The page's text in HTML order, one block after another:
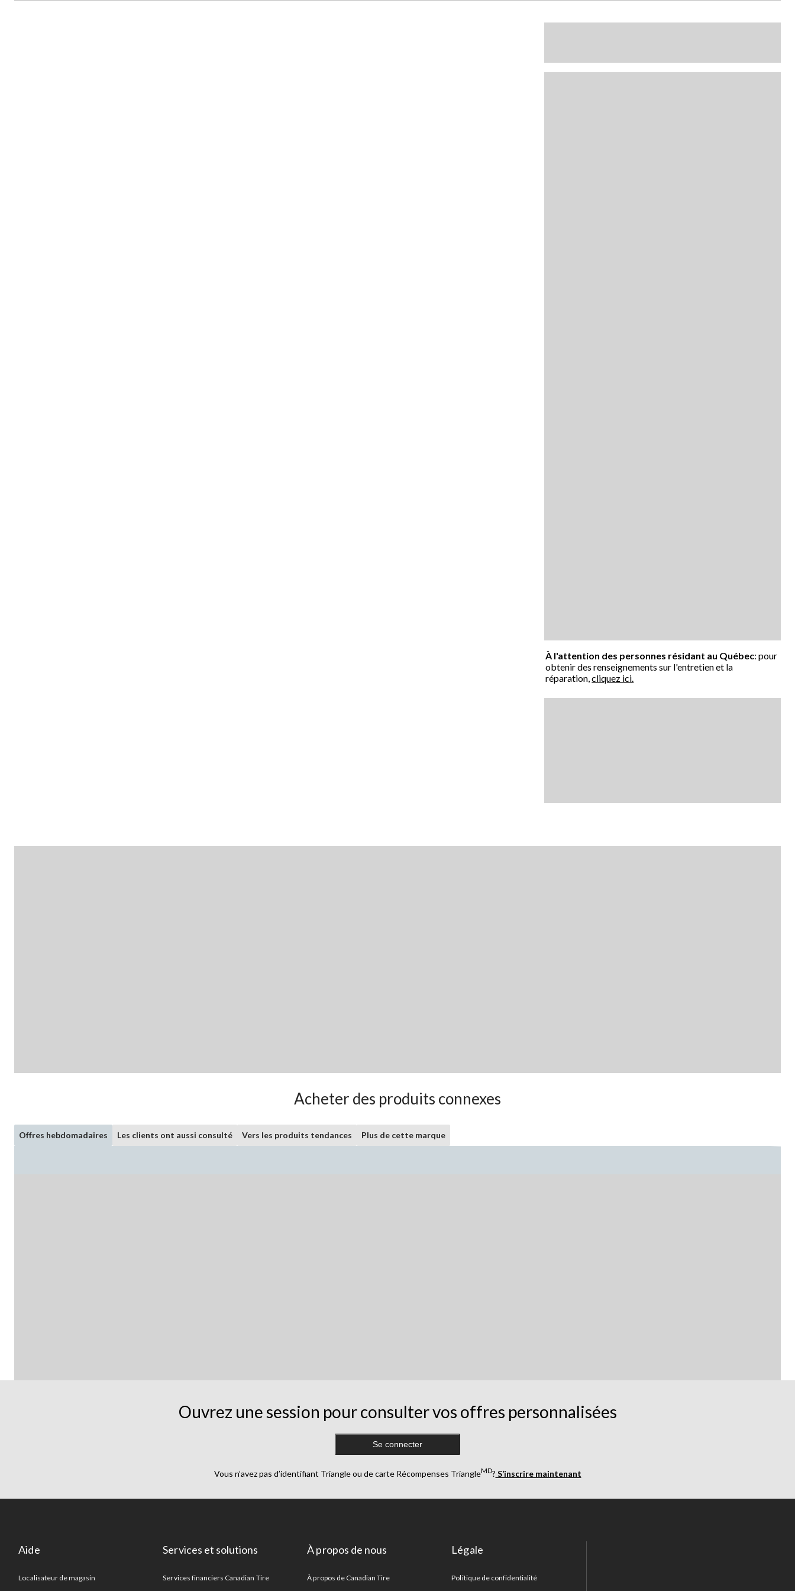
À l'attention des personnes résidant au Québec: pour
obtenir des renseignements sur l'entretien et la
réparation,cliquez ici.
Acheter des produits connexes
Offres hebdomadaires Les clients ont aussi consulté Vers les produits tendances Plus de cette marque
Ouvrez une session pour consulter vos offres personnalisées
Se connecter
Vous n’avez pas d’identifiant Triangle ou de carte Récompenses TriangleMD? S’inscrire maintenant
Aide
Localisateur de magasin
Services et solutions
Services financiers Canadian Tire
À propos de nous
À propos de Canadian Tire
Légale
Politique de confidentialité